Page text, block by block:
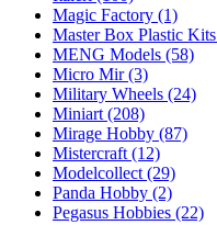
Magic Factory (1)
Master Box Plastic Kits
MENG Models (58)
Micro Mir(3)
Military Wheels (24)
Miniart (208)
Mirage Hobby (87)
Mistercraft (12)
Modelcollect (29)
Panda Hobby (2)
Pegasus Hobbies (22)